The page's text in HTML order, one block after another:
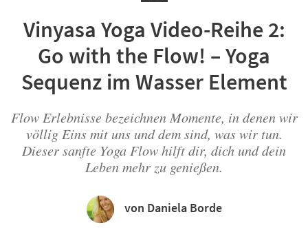
Vinyasa Yoga Video-Reihe 2:
Go with the Flow! – Yoga
Sequenz im Wasser Element
Flow Erlebnisse bezeichnen Momente, in denen wir
völlig Eins mit uns und dem sind, was wir tun.
Dieser sanfte Yoga Flow hilft dir, dich und dein
Leben mehr zu genießen.
von Daniela Borde